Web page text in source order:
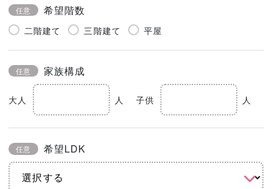
任意 希望階数
二階建て 三階建て 平屋
任意 家族構成
大人 人 子供 人
任意 希望LDK